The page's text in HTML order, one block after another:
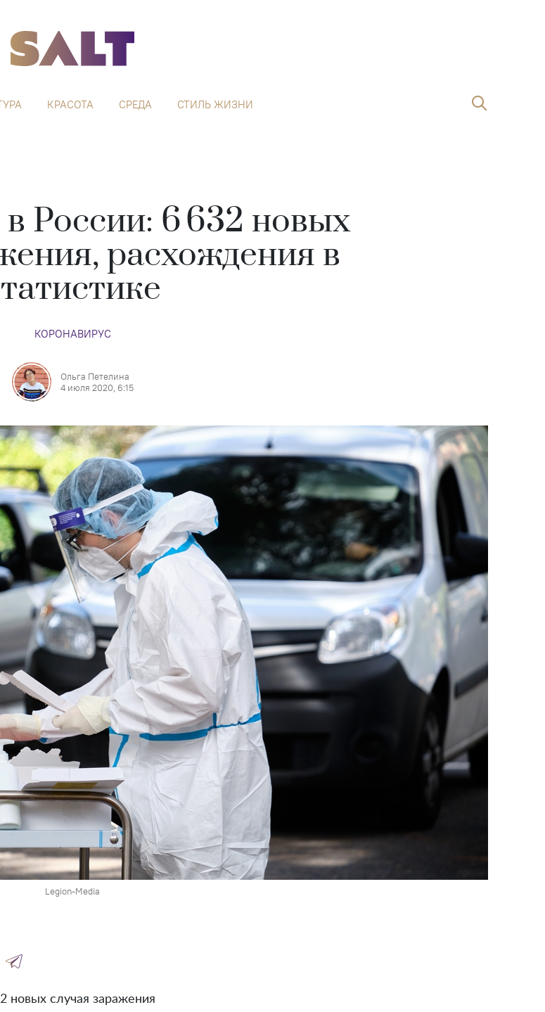
КРАСОТА СРЕДА СТИЛЬ ЖИЗНИ
России: 6 632 новых
расхождения в
КОРОНАВИРУС
Ольга Петелина
4 июля 2020, 6:15
Legion-Media
новых случая заражения